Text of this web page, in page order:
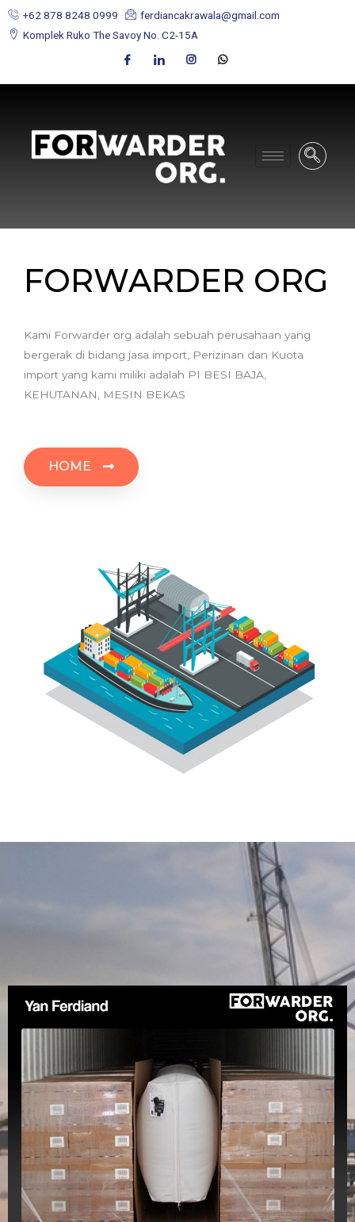
+62 878 8248 0999
ferdiancakrawala@gmail.com
Komplek Ruko The Savoy No. C2-15A
FORWARDER ORG
Kami Forwarder org adalah sebuah perusahaan yang
bergerak di bidang jasa import, Perizinan dan Kuota
import yang kami miliki adalah PI BESI BAJA,
KEHUTANAN, MESIN BEKAS
HOME